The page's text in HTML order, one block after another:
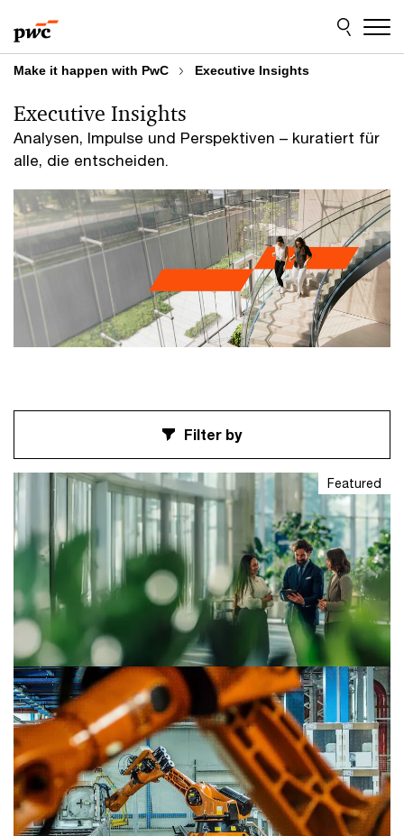
to
content
to
footer
Make it happen with PwC Executive Insights
Analysen, Impulse und Perspektiven – kuratiert für
alle, die entscheiden.
Executive Insights
Filter by
Featured
27 Jul 2026
Wie KI Nachhaltigkeitsdaten zum
Wettbewerbsvorteil macht
Trust